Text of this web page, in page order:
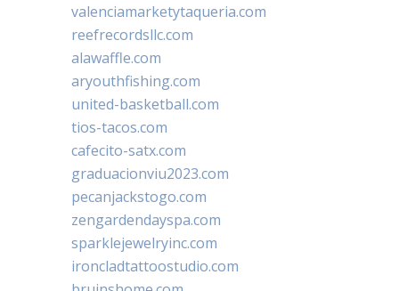
valenciamarketytaqueria.com
reefrecordsllc.com
alawaffle.com
aryouthfishing.com
united-basketball.com
tios-tacos.com
cafecito-satx.com
graduacionviu2023.com
pecanjackstogo.com
zengardendayspa.com
sparklejewelryinc.com
ironcladtattoostudio.com